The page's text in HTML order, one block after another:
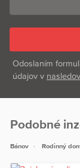
Odoslaním
údajov v
Podobné
Bánov Rodinný